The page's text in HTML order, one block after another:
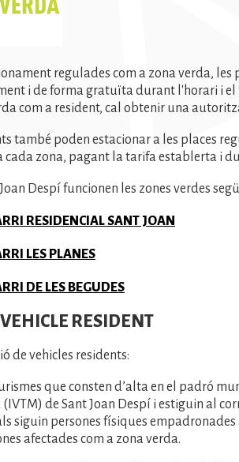
regulades com a zona verda, les
i de forma gratuïta durant l'horari i el
com a resident, cal obtenir una
també poden estacionar a les places
cada zona, pagant la tarifa establerta i
Despí funcionen les zones verdes
RESIDENCIAL SANT JOAN
LES PLANES
DE LES BEGUDES
RESIDENT
de vehicles residents:
que consten d’alta en el padró
de Sant Joan Despí i estiguin al
siguin persones físiques empadronades
afectades com a zona verda.